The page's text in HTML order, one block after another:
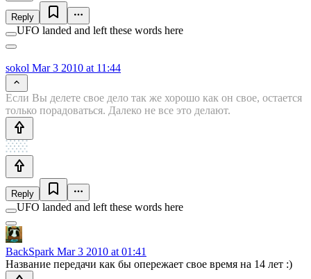
Reply
UFO landed and left these words here
sokol Mar 3 2010 at 11:44
Если Вы делете свое дело так же хорошо как он свое, остается
только порадоваться. Далеко не все это делают.
Reply
UFO landed and left these words here
BackSpark Mar 3 2010 at 01:41
Название передачи как бы опережает свое время на 14 лет :)